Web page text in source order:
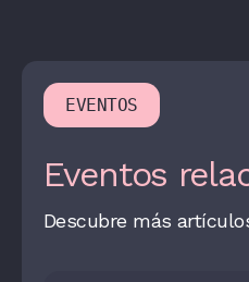
EVENTOS
Eventos
Descubre más